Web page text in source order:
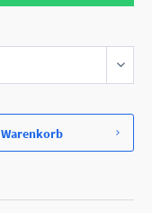
Warenkorb